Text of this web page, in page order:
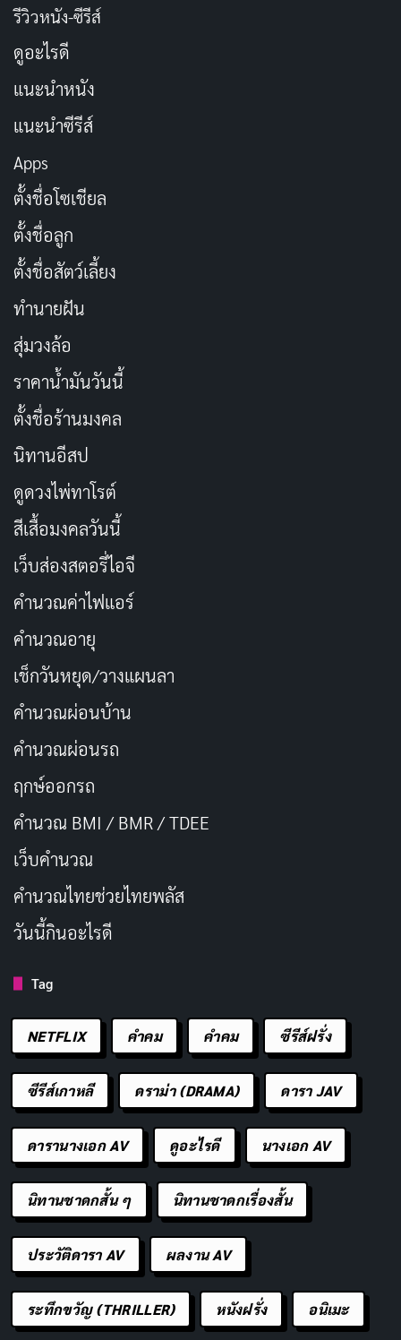
บทความที่เกี่ยวข้อง
คำกล่าวรดน้ำดำหัว
ผู้น้อยขอขมาพ่อแม่ในวันสงกรานต์
กายะกัมมัง วจีกัมมัง มโนกัมมัง โยโทโส ที่ข้าพเจ้า (ชื่อ-
นามสกุล) ประมาทพลาดพลั้งทำผิดมาในชาตินี้ ตั้งแต่เกิด
จนถึงปัจจุบัน (หากนึกได้ว่าเคยทำสิ่งใดไว้ เช่น เคยเถียง
ท่าน เคยดื้อไม่เชื่อฟัง เคยทำร้ายจิตใจท่านเรื่องใด ควร
บอกให้หมด) ลูกได้สำนึกแล้วในกรรมนั้น ขอให้คุณพ่อ และ
คุณแม่ อโหสิกรรมให้กับลูกทุกเรื่องนะคะ/นะครับ
ดิฉัน หนู ฯลฯ ตามความเหมาะสม) ขอกราบขอพร
จาก…..เพื่อความเป็นสิริมงคลรับปีใหม่ด้วยครับ/ค่ะ
ผู้ใหญ่ให้พรผู้น้อยในวันสงกรานต์
วันสงกรานต์ขอให้สุขกาย สบายใจ ปลอดทุกข์ ปลอด
โรคภัย พบเจอแต่สิ่งดี ๆ ตลอดไป
สุขสันต์วันสงกรานต์ ขอให้มีความรุ่งเรือง เจริญ
ก้าวหน้า ประสบความสำเร็จในหน้าที่การงาน การเงิน
คิดสิ่งใดก็ขอให้สมความปรารถนา
ขอให้มีชีวิตที่สดใส ชื่อเสียงขจรขจายเหมือนกลิ่นหอม
ของดอกไม้ และมีความสุขความร่มเย็นเหมือนสายน้ำ
รีวิวหนัง-ซีรีส์
ดูอะไรดี
แนะนำหนัง
แนะนำซีรีส์
Apps
ตั้งชื่อโซเชียล
ตั้งชื่อลูก
ตั้งชื่อสัตว์เลี้ยง
ทำนายฝัน
สุ่มวงล้อ
ราคาน้ำมันวันนี้
ตั้งชื่อร้านมงคล
นิทานอีสป
ดูดวงไพ่ทาโรต์
สีเสื้อมงคลวันนี้
เว็บส่องสตอรี่ไอจี
คำนวณค่าไฟแอร์
คำนวณอายุ
เช็กวันหยุด/วางแผนลา
คำนวณผ่อนบ้าน
คำนวณผ่อนรถ
ฤกษ์ออกรถ
คำนวณ BMI / BMR / TDEE
เว็บคํานวณ
คํานวณไทยช่วยไทยพลัส
วันนี้กินอะไรดี
Tag
NETFLIX คำคม คําคม ซีรีส์ฝรั่ง
ซีรีส์เกาหลี ดราม่า (DRAMA) ดารา JAV
ดารานางเอก AV ดูอะไรดี นางเอก AV
นิทานชาดกสั้น ๆ นิทานชาดกเรื่องสั้น
ประวัติดารา AV ผลงาน AV
ระทึกขวัญ (THRILLER) หนังฝรั่ง อนิเมะ